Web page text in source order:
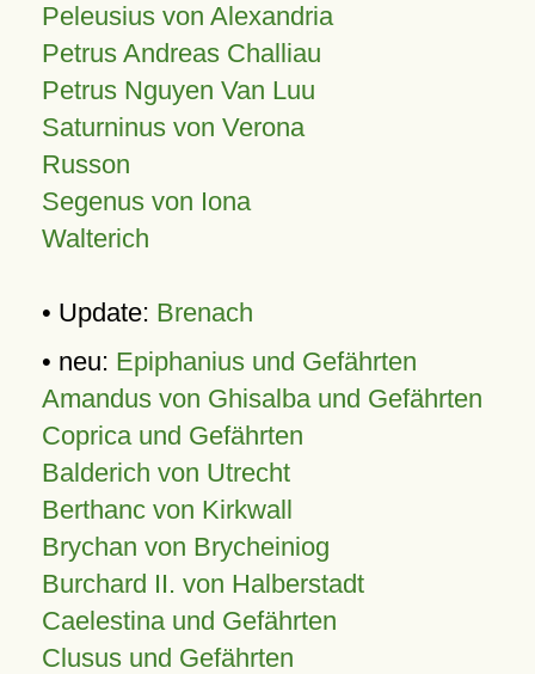
Peleusius von Alexandria
Petrus Andreas Challiau
Petrus Nguyen Van Luu
Saturninus von Verona
Russon
Segenus von Iona
Walterich
• Update: Brenach
• neu: Epiphanius und Gefährten
Amandus von Ghisalba und Gefährten
Coprica und Gefährten
Balderich von Utrecht
Berthanc von Kirkwall
Brychan von Brycheiniog
Burchard II. von Halberstadt
Caelestina und Gefährten
Clusus und Gefährten